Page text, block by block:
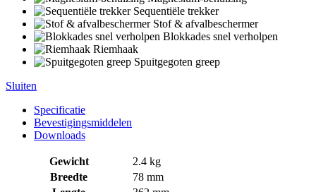
Sequentiële trekker
Stof & afvalbeschermer
Blokkades snel verholpen
Riemhaak
Spuitgegoten greep
Sluiten
Specificatie
Bevestigingsmiddelen
Downloads
Gewicht
2.4 kg
Breedte
78 mm